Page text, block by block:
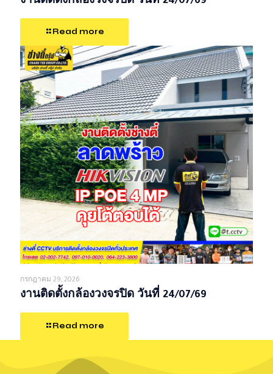
Read more
กรกฎาคม 29, 2026
งานติดตั้งกล้องวงจรปิด วันที่ 24/07/69
Read more